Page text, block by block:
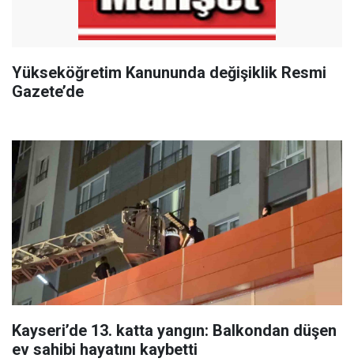
Yükseköğretim Kanununda değişiklik Resmi
Gazete’de
Kayseri’de 13. katta yangın: Balkondan düşen
ev sahibi hayatını kaybetti